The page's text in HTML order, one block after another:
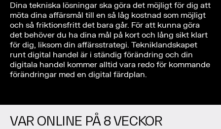
Dina tekniska lösningar ska göra det möjligt för dig att
möta dina affärsmål till en så låg kostnad som möjligt
och så friktionsfritt det bara går. För att kunna göra
det behöver du ha dina mål på kort och lång sikt klart
för dig, liksom din affärsstrategi. Tekniklandskapet
runt digital handel är i ständig förändring och din
digitala handel kommer alltid vara redo för kommande
förändringar med en digital färdplan.
VAR ONLINE PÅ 8 VECKOR